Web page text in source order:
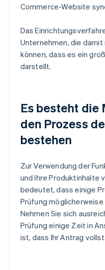
Commerce-Website
Das
Unternehmen, die
können, dass es ein
darstellt.
Es besteht die
den Prozess
bestehen
Zur Verwendung der
und Ihre Produktinhalte
bedeutet, dass einige
Prüfung
Nehmen Sie sich
Prüfung einige Zeit in
ist, dass Ihr Antrag